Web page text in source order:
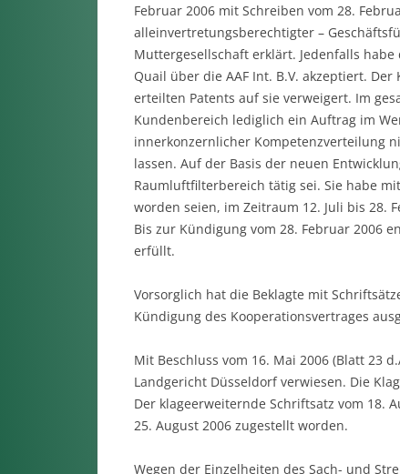
Februar 2006 mit Schreiben vom 28.
alleinvertretungsberechtigter –
Muttergesellschaft erklärt. Jedenfalls
Quail über die AAF Int. B.V. akzeptiert.
erteilten Patents auf sie verweigert. Im
Kundenbereich lediglich ein Auftrag im
innerkonzernlicher Kompetenzverteilung
lassen. Auf der Basis der neuen
Raumluftfilterbereich tätig sei. Sie habe
worden seien, im Zeitraum 12. Juli bis 28.
Bis zur Kündigung vom 28. Februar 2006
erfüllt.
Vorsorglich hat die Beklagte mit
Kündigung des Kooperationsvertrages
Mit Beschluss vom 16. Mai 2006 (Blatt 23
Landgericht Düsseldorf verwiesen. Die
Der klageerweiternde Schriftsatz vom 18.
25. August 2006 zugestellt worden.
Wegen der Einzelheiten des Sach- und